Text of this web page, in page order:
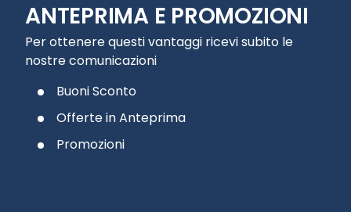
ANTEPRIMA E PROMOZIONI
Per ottenere questi vantaggi ricevi subito le
nostre comunicazioni
Buoni Sconto
Offerte in Anteprima
Promozioni